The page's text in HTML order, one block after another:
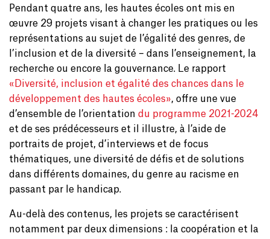
Pendant quatre ans, les hautes écoles ont mis en
œuvre 29 projets visant à changer les pratiques ou les
représentations au sujet de l’égalité des genres, de
l’inclusion et de la diversité – dans l’enseignement, la
recherche ou encore la gouvernance. Le rapport
«Diversité, inclusion et égalité des chances dans le
développement des hautes écoles», offre une vue
d’ensemble de l’orientation du programme 2021-2024
et de ses prédécesseurs et il illustre, à l’aide de
portraits de projet, d’interviews et de focus
thématiques, une diversité de défis et de solutions
dans différents domaines, du genre au racisme en
passant par le handicap.
Au-delà des contenus, les projets se caractérisent
notamment par deux dimensions : la coopération et la